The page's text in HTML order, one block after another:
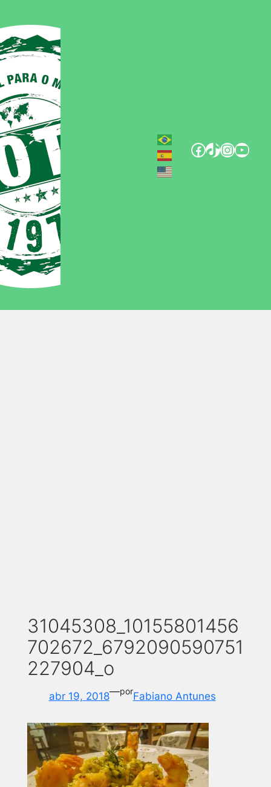
31045308_10155801456
702672_6792090590751
227904_o
abr 19, 2018—porFabiano Antunes